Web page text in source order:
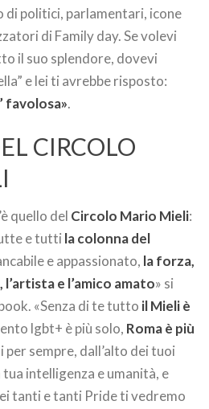
di politici, parlamentari, icone
di Family day. Se volevi
il suo splendore, dovevi
e lei ti avrebbe risposto:
favolosa».
CIRCOLO
quello del Circolo Mario Mieli:
e tutti la colonna del
e appassionato, la forza,
e l’amico amato» si
«Senza di te tutto il Mieli è
lgbt+ è più solo, Roma è più
per sempre, dall’alto dei tuoi
tua intelligenza e umanità, e
tanti e tanti Pride ti vedremo